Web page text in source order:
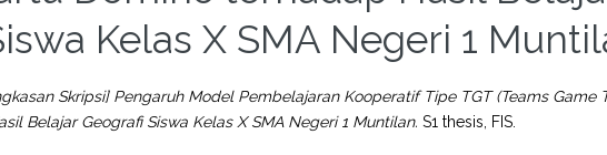
Kelas X SMA Negeri 1
Skripsi] Pengaruh Model Pembelajaran Kooperatif Tipe TGT (Teams Game
Belajar Geografi Siswa Kelas X SMA Negeri 1 Muntilan. S1 thesis, FIS.